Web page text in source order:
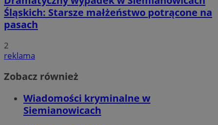
Śląskich: Starsze małżeństwo potrącone na
pasach
2
reklama
Zobacz również
Wiadomości kryminalne w
Siemianowicach